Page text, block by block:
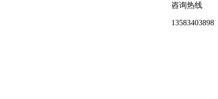
咨询热线
13583403898